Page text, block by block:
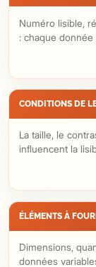
Numéro lisible,
: chaque
CONDITIONS DE
La taille, le
influencent la
ÉLÉMENTS À
Dimensions,
données